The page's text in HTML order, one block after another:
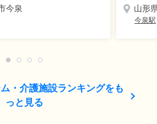
今泉 山形
今泉駅
・介護施設ランキングをも
っと見る